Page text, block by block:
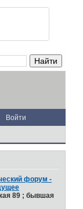
Войти
форум -
89 ; бывшая